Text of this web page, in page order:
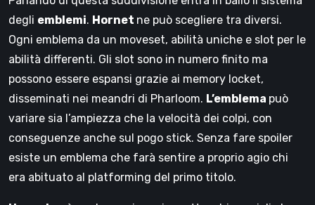
degli emblemi. Hornet ne può scegliere tra diversi.
Ogni emblema da un moveset, abilità uniche e slot per le
abilità differenti. Gli slot sono in numero finito ma
possono essere espansi grazie ai memory locket,
disseminati nei meandri di Pharloom. L’emblema può
variare sia l’ampiezza che la velocità dei colpi, con
conseguenze anche sul pogo stick. Senza fare spoiler
esiste un emblema che farà sentire a proprio agio chi
era abituato al platforming del primo titolo.